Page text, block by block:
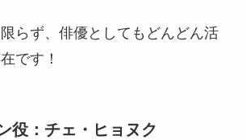
らず、俳優としてもどんどん活
です！
役：チェ・ヒョヌク